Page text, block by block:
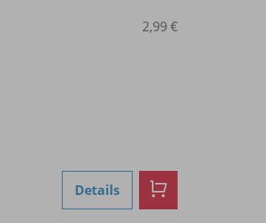
2,99 €
Details